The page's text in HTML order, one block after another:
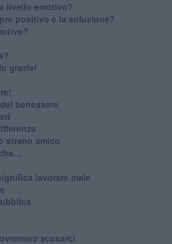
livello emotivo?
positivo è la soluzione?
grazie!
benessere
strano amico
lavorare male
scusarci